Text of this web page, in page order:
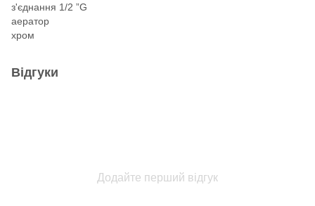
з'єднання 1/2 ”G
аератор
хром
Відгуки
Додайте перший відгук